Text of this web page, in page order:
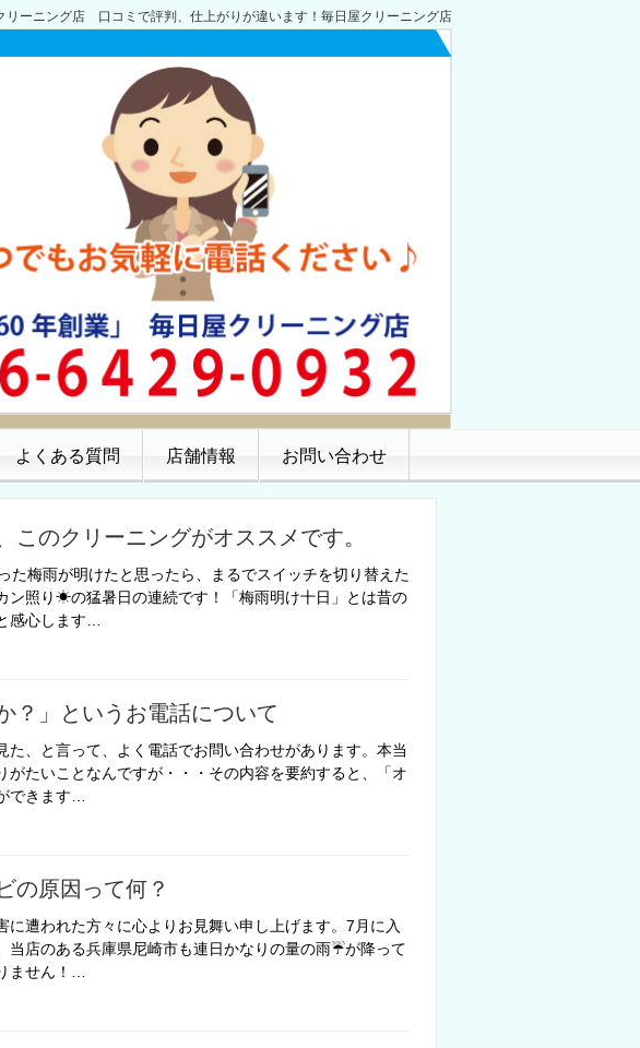
リーニング店 口コミで評判、仕上がりが違います！毎日屋クリーニング店
よくある質問 店舗情報 お問い合わせ
このクリーニングがオススメです。
た梅雨が明けたと思ったら、まるでスイッチを切り替えた
ン照り☀の猛暑日の連続です！「梅雨明け十日」とは昔の
感心します…
？」というお電話について
た、と言って、よく電話でお問い合わせがあります。本当
がたいことなんですが・・・その内容を要約すると、「オ
できます…
の原因って何？
に遭われた方々に心よりお見舞い申し上げます。7月に入
当店のある兵庫県尼崎市も連日かなりの量の雨☔が降って
ません！…